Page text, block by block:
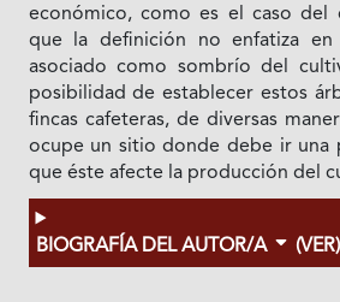
económico, como es el caso del
que la definición no enfatiza
asociado como sombrío del
posibilidad de establecer estos
fincas cafeteras, de diversas
ocupe un sitio donde debe ir una
que éste afecte la producción del
BIOGRAFÍA DEL AUTOR/A (VER)